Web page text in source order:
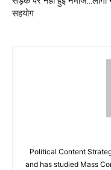
सहयोग
Political Content
and has studied Mass